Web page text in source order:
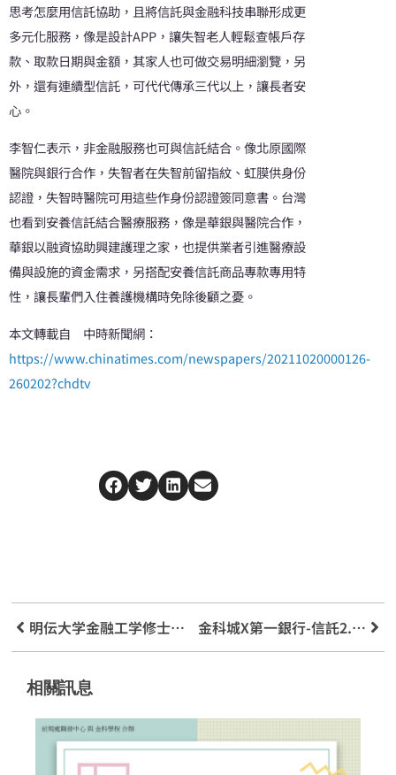
思考怎麼用信託協助，且將信託與金融科技串聯形成更
多元化服務，像是設計APP，讓失智老人輕鬆查帳戶存
款、取款日期與金額，其家人也可做交易明細瀏覽，另
外，還有連續型信託，可代代傳承三代以上，讓長者安
心。
李智仁表示，非金融服務也可與信託結合。像北原國際
醫院與銀行合作，失智者在失智前留指紋、虹膜供身份
認證，失智時醫院可用這些作身份認證簽同意書。台灣
也看到安養信託結合醫療服務，像是華銀與醫院合作，
華銀以融資協助興建護理之家，也提供業者引進醫療設
備與設施的資金需求，另搭配安養信託商品專款專用特
性，讓長輩們入住養護機構時免除後顧之憂。
本文轉載自 中時新聞網：
https://www.chinatimes.com/newspapers/20211020000126-
260202?chdtv
明伝大学金融工学修士（台北智河キャンパス）の受付開始～（1022-1109） 金科城X第一銀行-信託2.0教育深耕
相關訊息